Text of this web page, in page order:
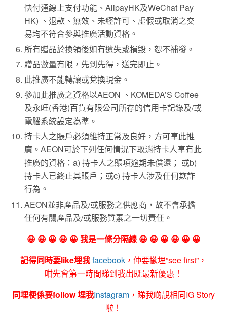
快付通線上支付功能、AlipayHK及WeChat Pay
HK) 、退款、無效、未經許可、虛假或取消之交
易均不符合參與推廣活動資格。
所有贈品於換領後如有遺失或損毀，恕不補發。
贈品數量有限，先到先得，送完即止。
此推廣不能轉讓或兌換現金。
參加此推廣之資格以AEON 、KOMEDA’S Coffee
及永旺(香港)百貨有限公司所存的信用卡記錄及/或
電腦系統設定為準。
持卡人之賬戶必須維持正常及良好，方可享此推
廣。AEON可於下列任何情況下取消持卡人享有此
推廣的資格：a) 持卡人之賬項逾期未償還； 或b)
持卡人已終止其賬戶；或c) 持卡人涉及任何欺詐
行為。
AEON並非產品及/或服務之供應商，故不會承擔
任何有關產品及/或服務質素之一切責任。
😀 😀 😀 😀 😀 我是一條分隔線 😀 😀 😀 😀 😀 😀
記得同時要like埋我facebook ，仲要撳埋”see first”，
咁先會第一時間睇到我出既最新優惠！
同埋梗係要follow 埋我Instagram ，睇我啲靚相同IG Story
啦！